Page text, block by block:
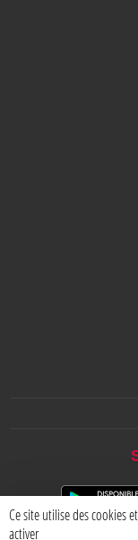
Ce site utilise des cookies
activer